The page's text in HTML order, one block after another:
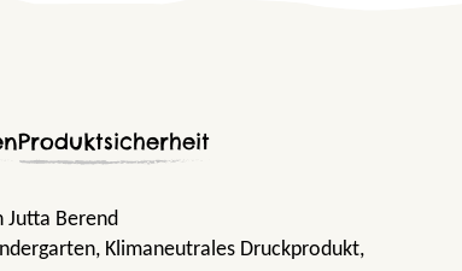
Produktsicherheit
Jutta Berend
, Klimaneutrales Druckprodukt,